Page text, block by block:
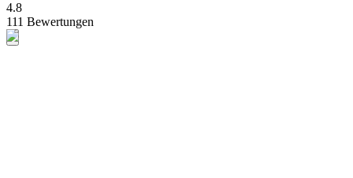
4.8
111 Bewertungen